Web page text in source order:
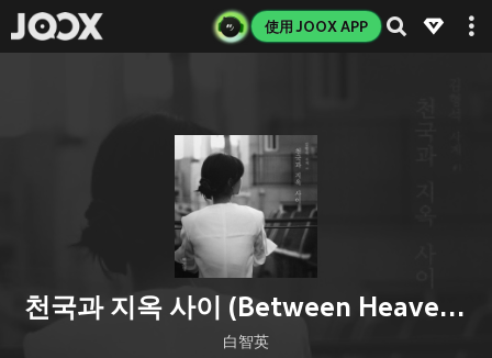
使用 JOOX APP
천국과 지옥 사이 (Between Heaven And Hell)
白智英